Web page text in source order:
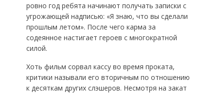
ровно год ребята начинают получать записки с
угрожающей надписью: «Я знаю, что вы сделали
прошлым летом». После чего карма за
содеянное настигает героев с многократной
силой.
Хоть фильм сорвал кассу во время проката,
критики называли его вторичным по отношению
к десяткам других слэшеров. Несмотря на закат